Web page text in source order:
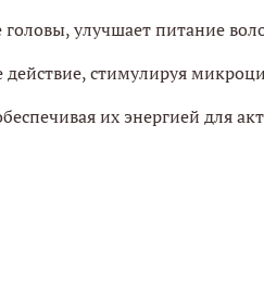
улучшает питание
действие, стимулируя
их энергией для